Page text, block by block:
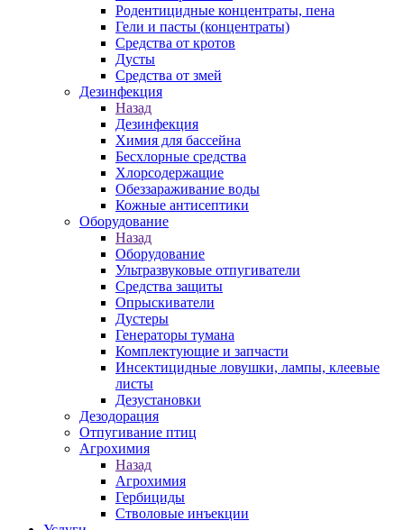
Родентицидные концентраты, пена
Гели и пасты (концентраты)
Средства от кротов
Дусты
Средства от змей
Дезинфекция
Назад
Дезинфекция
Химия для бассейна
Бесхлорные средства
Хлорсодержащие
Обеззараживание воды
Кожные антисептики
Оборудование
Назад
Оборудование
Ультразвуковые отпугиватели
Средства защиты
Опрыскиватели
Дустеры
Генераторы тумана
Комплектующие и запчасти
Инсектицидные ловушки, лампы, клеевые
листы
Дезустановки
Дезодорация
Отпугивание птиц
Агрохимия
Назад
Агрохимия
Гербициды
Стволовые инъекции